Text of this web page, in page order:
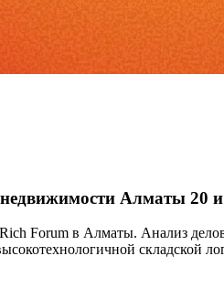
Алматы 20
Forum в Алматы. Анализ
складской